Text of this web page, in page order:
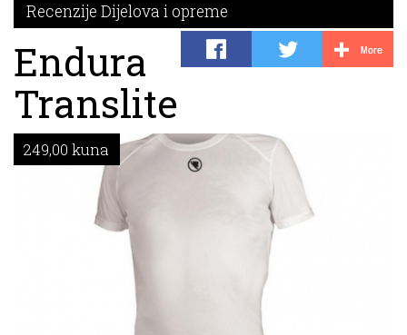
Recenzije Dijelova i opreme
Endura
Translite
249,00 kuna